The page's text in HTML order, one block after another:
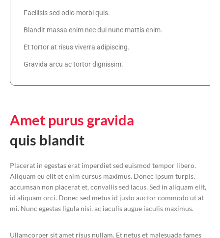
Facilisis sed odio morbi quis.
Blandit massa enim nec dui nunc mattis enim.
Et tortor at risus viverra adipiscing.
Gravida arcu ac tortor dignissim.
Amet purus gravida
quis blandit
Placerat in egestas erat imperdiet sed euismod tempor libero.
Aliquam eu elit et enim cursus maximus. Donec ipsum turpis,
accumsan non placerat et, convallis sed lacus. Sed in aliquam elit,
id aliquam orci. Donec sed metus id justo auctor commodo ut at
mi. Nunc egestas ligula nisi, ac iaculis augue iaculis maximus.
Ullamcorper sit amet risus nullam. Et netus et malesuada fames